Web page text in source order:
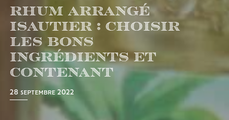
Rhum arrangé
Isautier : choisir
les bons
ingrédients et
contenant
28 septembre 2022